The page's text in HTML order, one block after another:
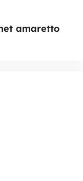
amaretto